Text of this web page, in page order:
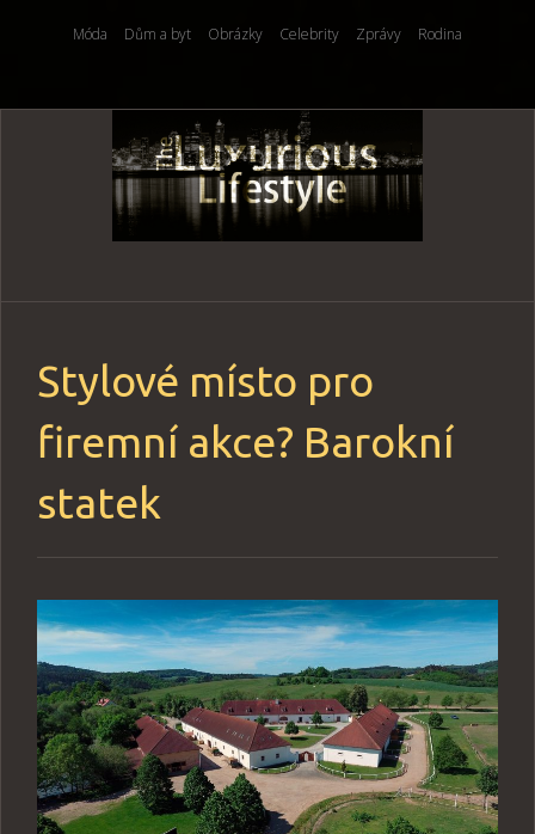
Móda Dům a byt Obrázky Celebrity Zprávy Rodina
Skip
Stylové místo pro
firemní akce? Barokní
statek